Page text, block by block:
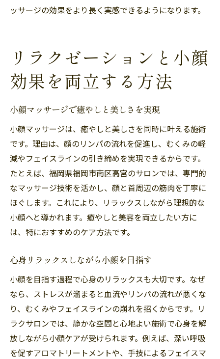
ッサージの効果をより長く実感できるようになります。
リラクゼーションと小顔
効果を両立する方法
小顔マッサージで癒やしと美しさを実現
小顔マッサージは、癒やしと美しさを同時に叶える施術
です。理由は、顔のリンパの流れを促進し、むくみの軽
減やフェイスラインの引き締めを実現できるからです。
たとえば、福岡県福岡市南区高宮のサロンでは、専門的
なマッサージ技術を活かし、顔と首周辺の筋肉を丁寧に
ほぐします。これにより、リラックスしながら理想的な
小顔へと導かれます。癒やしと美容を両立したい方に
は、特におすすめのケア方法です。
心身リラックスしながら小顔を目指す
小顔を目指す過程で心身のリラックスも大切です。なぜ
なら、ストレスが溜まると血流やリンパの流れが悪くな
り、むくみやフェイスラインの崩れを招くからです。リ
ラクサロンでは、静かな空間と心地よい施術で心身を解
放しながら小顔ケアが受けられます。例えば、深い呼吸
を促すアロマトリートメントや、手技によるフェイスマ